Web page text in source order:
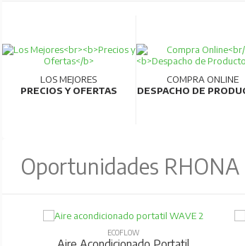
LOS MEJORES
PRECIOS Y OFERTAS
COMPRA ONLINE
DESPACHO DE
Oportunidades RHONA
ECOFLOW